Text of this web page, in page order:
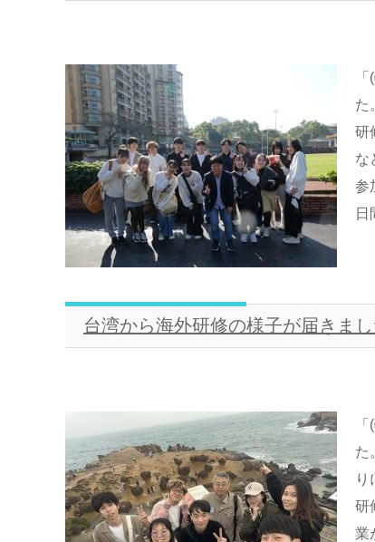
研
な
参
日
台湾から海外研修の様子が届きま
り
研
業